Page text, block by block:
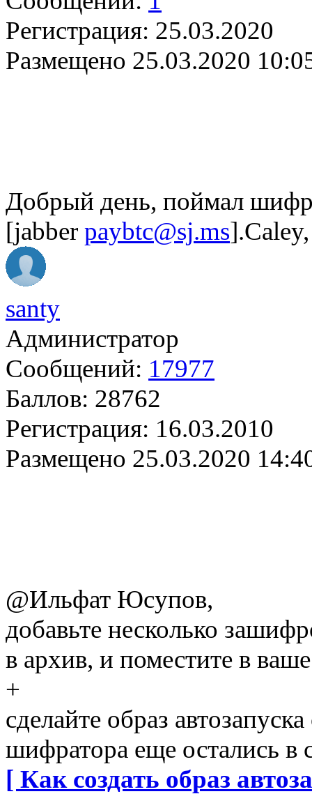
Регистрация: 25.03.2020
Размещено 25.03.2020
Добрый день, поймал
[jabber paybtc@sj.ms
santy
Администратор
Сообщений: 17977
Баллов: 28762
Регистрация: 16.03.2010
Размещено 25.03.2020
@Ильфат Юсупов,
добавьте несколько
в архив, и поместите в
+
сделайте образ
шифратора еще остались в
[ Как создать образ